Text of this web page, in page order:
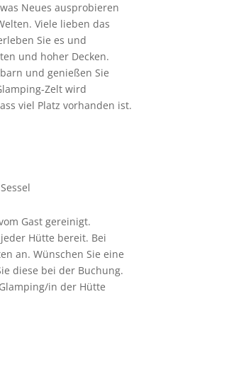
Neues ausprobieren
Viele lieben das
Sie es und
und hoher Decken.
und genießen Sie
Zelt wird
viel Platz vorhanden ist.
Gast gereinigt.
Hütte bereit. Bei
an. Wünschen Sie eine
diese bei der Buchung.
in der Hütte